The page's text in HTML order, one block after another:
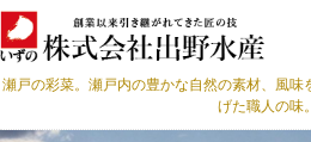
瀬戸の彩菜。瀬戸内の豊かな自然の素材、風
げた職人の味。